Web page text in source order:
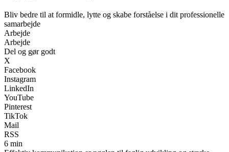
Bliv bedre til at formidle, lytte og skabe forståelse i dit professionelle
samarbejde
Arbejde
Arbejde
Del og gør godt
X
Facebook
Instagram
LinkedIn
YouTube
Pinterest
TikTok
Mail
RSS
6 min